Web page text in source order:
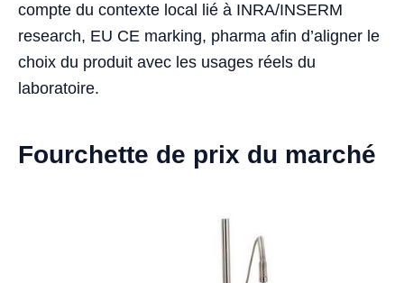
compte du contexte local lié à INRA/INSERM
research, EU CE marking, pharma afin d’aligner le
choix du produit avec les usages réels du
laboratoire.
Fourchette de prix du marché